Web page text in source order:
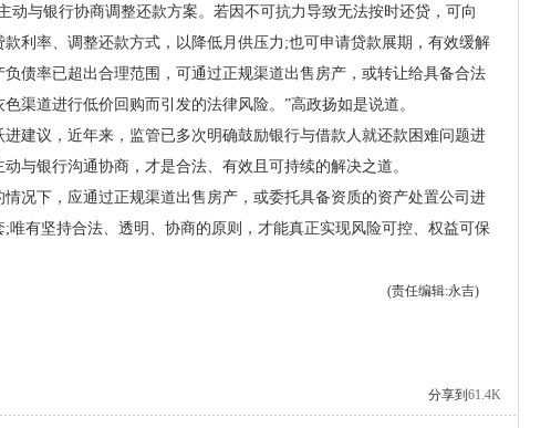
与银行协商调整还款方案。若因不可抗力导致无法按时还贷，可向
利率、调整还款方式，以降低月供压力;也可申请贷款展期，有效缓解
债率已超出合理范围，可通过正规渠道出售房产，或转让给具备合法
渠道进行低价回购而引发的法律风险。”高政扬如是说道。
议，近年来，监管已多次明确鼓励银行与借款人就还款困难问题进
与银行沟通协商，才是合法、有效且可持续的解决之道。
下，应通过正规渠道出售房产，或委托具备资质的资产处置公司进
唯有坚持合法、透明、协商的原则，才能真正实现风险可控、权益可保
(责任编辑:永吉)
分享到 61.4K